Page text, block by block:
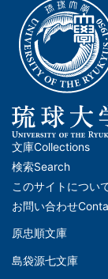
メ
イ
ン
ナ
ビ
文庫Collections
検索Search
このサイトについ
お問い合わせ
文
原忠順文庫
島袋源七文庫